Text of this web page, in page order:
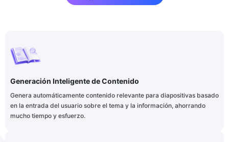
Generación Inteligente de Contenido
Genera automáticamente contenido relevante para diapositivas basado
en la entrada del usuario sobre el tema y la información, ahorrando
mucho tiempo y esfuerzo.